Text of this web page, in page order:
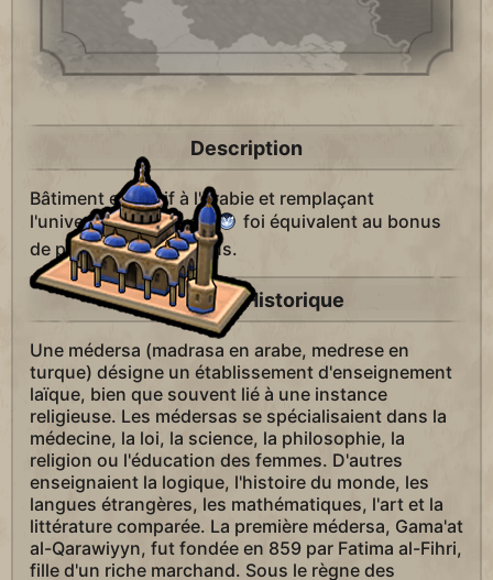
Description
Bâtiment exclusif à l'Arabie et remplaçant
l'université. Bonus de
foi équivalent au bonus
de proximité du campus.
Contexte Historique
Une médersa (madrasa en arabe, medrese en
turque) désigne un établissement d'enseignement
laïque, bien que souvent lié à une instance
religieuse. Les médersas se spécialisaient dans la
médecine, la loi, la science, la philosophie, la
religion ou l'éducation des femmes. D'autres
enseignaient la logique, l'histoire du monde, les
langues étrangères, les mathématiques, l'art et la
littérature comparée. La première médersa, Gama'at
al-Qarawiyyn, fut fondée en 859 par Fatima al-Fihri,
fille d'un riche marchand. Sous le règne des